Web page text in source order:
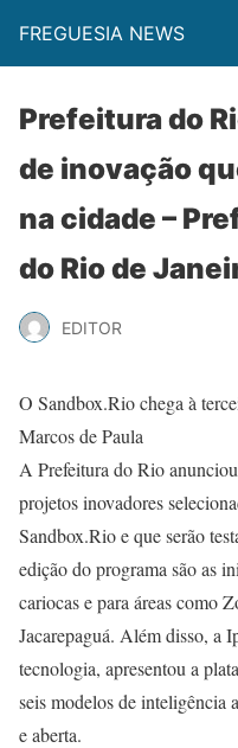
FREGUESIA NEWS
Prefeitura do
de inovação
na cidade –
do Rio de
EDITOR
O Sandbox.Rio chega à
Marcos de Paula
A Prefeitura do Rio
projetos inovadores
Sandbox.Rio e que serão
edição do programa são as
cariocas e para áreas como
Jacarepaguá. Além disso, a
tecnologia, apresentou a
seis modelos de inteligência
e aberta.